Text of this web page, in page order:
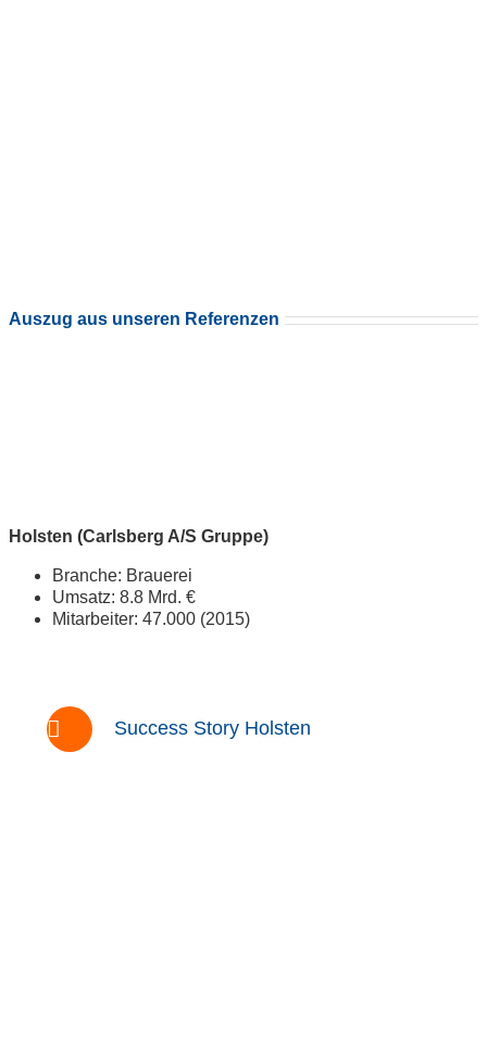
Auszug aus unseren Referenzen
Holsten (Carlsberg A/S Gruppe)
Branche: Brauerei
Umsatz: 8.8 Mrd. €
Mitarbeiter: 47.000 (2015)
Success Story Holsten